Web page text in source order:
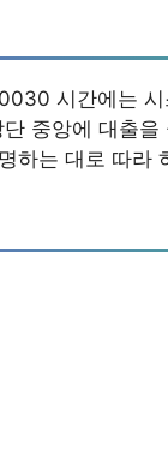
시간에는 시
중앙에 대출
하는 대로 따라